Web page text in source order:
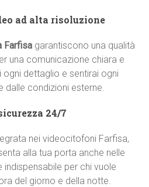
ad alta risoluzione
Farfisa garantiscono una qualità
una comunicazione chiara e
ogni dettaglio e sentirai ogni
dalle condizioni esterne.
24/7
nei videocitofoni Farfisa,
alla tua porta anche nelle
indispensabile per chi vuole
del giorno e della notte.